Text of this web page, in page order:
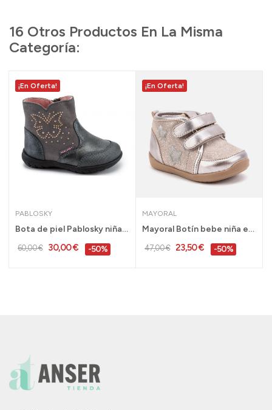
16 Otros Productos En La Misma
Categoría:
¡En Oferta!
PABLOSKY
Bota de piel Pablosky niña piel gris mariposa...
60,00 € 30,00 € -50%
¡En Oferta!
MAYORAL
Mayoral Botín bebe niña estrellas plata tallas...
47,00 € 23,50 € -50%